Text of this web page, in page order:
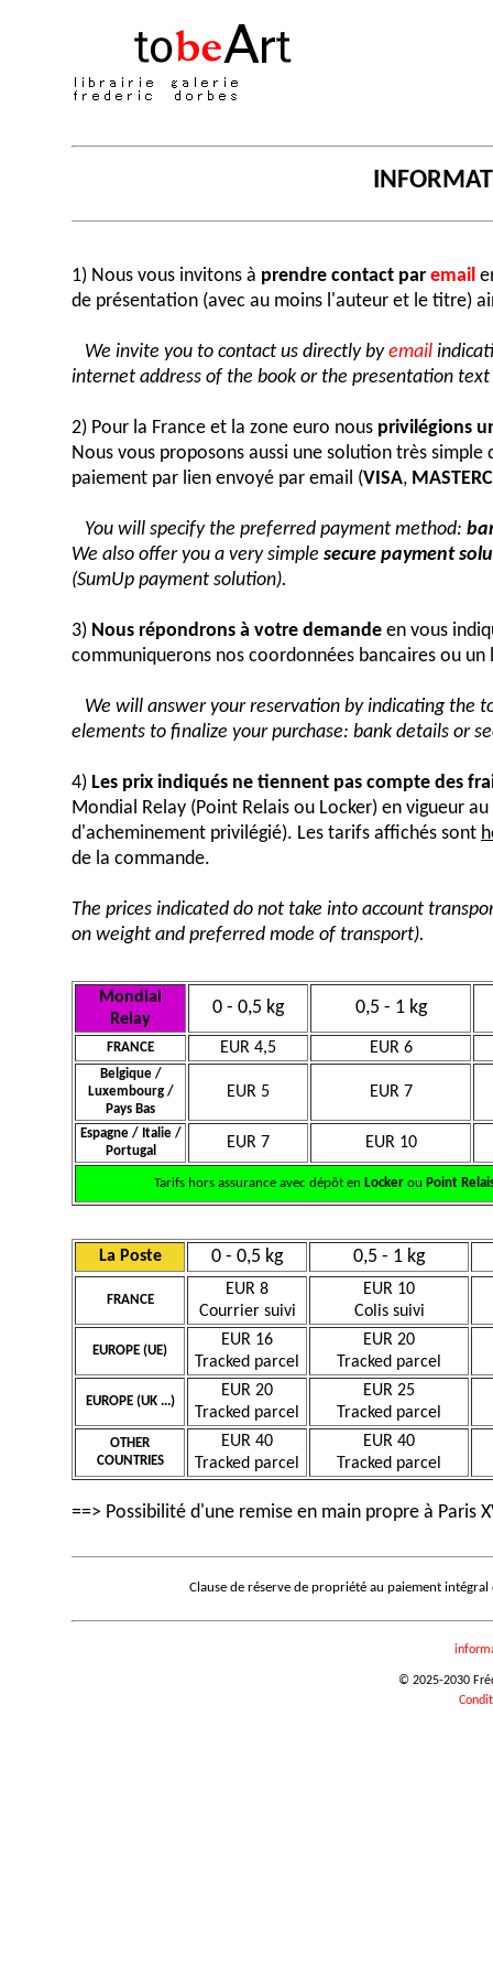
1) Nous vous invitons à prendre contact par email
de présentation (avec au moins l'auteur et le titre)
We invite you to contact us directly byemail
internet address of the book or the presentation
2) Pour la France et la zone euro nous privilégions
Nous vous proposons aussi une solution très simple
paiement par lien envoyé par email (VISA,
You will specify the preferred payment method:
We also offer you a very simple secure payment
(SumUp payment solution).
3) Nous répondrons à votre demande en vous
communiquerons nos coordonnées bancaires ou
We will answer your reservation by indicating the
elements to finalize your purchase: bank details or
4) Les prix indiqués ne tiennent pas compte des
Mondial Relay (Point Relais ou Locker) en vigueur
d'acheminement privilégié). Les tarifs affichés sont
de la commande.
The prices indicated do not take into account
on weight and preferred mode of transport).
Mondial
Relay
0 - 0,5 kg 0,5 - 1 kg
FRANCE EUR 4,5 EUR 6
Belgique /
Luxembourg /
Pays Bas
EUR 5 EUR 7
Espagne / Italie /
Portugal
EUR 7 EUR 10
Tarifs hors assurance avec dépôt en Lockerou Point
La Poste 0 - 0,5 kg 0,5 - 1 kg
FRANCE
EUR 8
Courrier suivi
EUR 10
Colis suivi
EUROPE (UE)
EUR 16
Tracked parcel
EUR 20
Tracked parcel
EUROPE (UK ...)
EUR 20
Tracked parcel
EUR 25
Tracked parcel
OTHER
COUNTRIES
EUR 40
Tracked parcel
EUR 40
Tracked parcel
==> Possibilité d'une remise en main propre à Paris
Clause de réserve de propriété au paiement
© 2025-2030